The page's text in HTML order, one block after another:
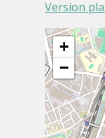
Version
+
−